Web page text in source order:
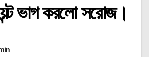
ভাগ করলো সরোজ।